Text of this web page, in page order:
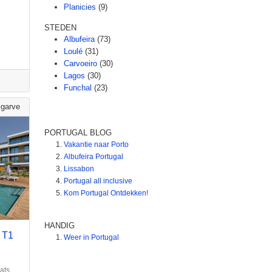
Planicies (9)
STEDEN
Albufeira (73)
Loulé (31)
Carvoeiro (30)
Lagos (30)
Funchal (23)
PORTUGAL BLOG
Vakantie naar Porto
Albufeira Portugal
Lissabon
Portugal all inclusive
Kom Portugal Ontdekken!
HANDIG
Weer in Portugal